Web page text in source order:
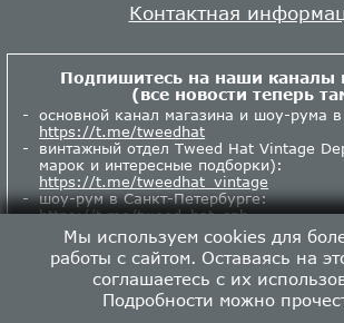
Контактная
Подпишитесь на наши каналы
(все новости теперь
основной канал магазина и шоу-рума
https://t.me/tweedhat
винтажный отдел Tweed Hat Vintage
марок и интересные подборки):
https://t.me/tweedhat_vintage
шоу-рум в Санкт-Петербурге:
https://t.me/tweed_hat_spb
Мы используем cookies для
работы с сайтом. Оставаясь на
соглашаетесь с их
Подробности можно